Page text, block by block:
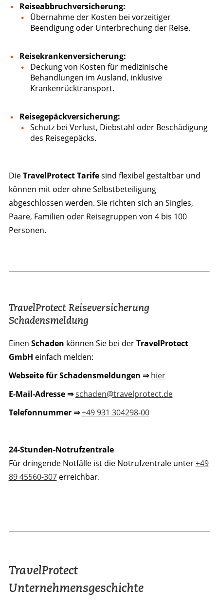
Reiseabbruchversicherung:
Übernahme der Kosten bei vorzeitiger
Beendigung oder Unterbrechung der Reise.​
Reisekrankenversicherung:
Deckung von Kosten für medizinische
Behandlungen im Ausland, inklusive
Krankenrücktransport.
Reisegepäckversicherung:
Schutz bei Verlust, Diebstahl oder Beschädigung
des Reisegepäcks.​
DieTravelProtect Tarifesind flexibel gestaltbar und
können mit oder ohne Selbstbeteiligung
abgeschlossen werden. Sie richten sich an Singles,
Paare, Familien oder Reisegruppen von 4 bis 100
Personen.
TravelProtect Reiseversicherung
Schadensmeldung
Einen Schaden können Sie bei derTravelProtect
GmbH einfach melden:
Webseite für Schadensmeldungen ⇒ hier
E-Mail-Adresse ⇒ schaden@travelprotect.de
Telefonnummer ⇒ +49 931 304298-00
24-Stunden-Notrufzentrale
Für dringende Notfälle ist die Notrufzentrale unter+49
89 45560-307erreichbar.
TravelProtect
Unternehmensgeschichte